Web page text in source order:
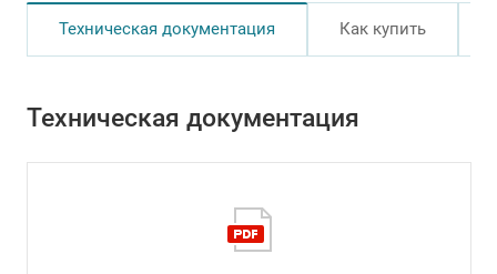
Техническая документация Как купить
Техническая документация